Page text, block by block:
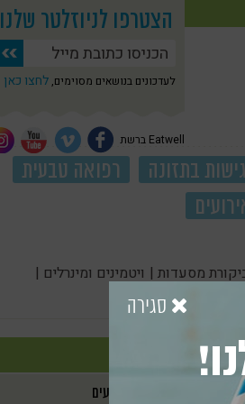
הצטרפו לניוזלטר שלנו
לעדכונים בנושאים מסוימים, לחצו כאן
Eatwell ברשת
גישות בתזונה
רפואה טבעית
מסעדות | ויטמינים ומינרלים |
אירועים
סגירה